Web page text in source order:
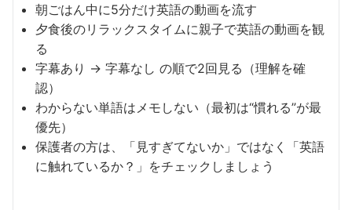
朝ごはん中に5分だけ英語の動画を流す
夕食後のリラックスタイムに親子で英語の動画を観
る
字幕あり → 字幕なし の順で2回見る（理解を確
認）
わからない単語はメモしない（最初は“慣れる”が最
優先）
保護者の方は、「見すぎてないか」ではなく「英語
に触れているか？」をチェックしましょう